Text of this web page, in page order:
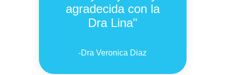
agradecida con la
Dra Lina"
-Dra Veronica Diaz